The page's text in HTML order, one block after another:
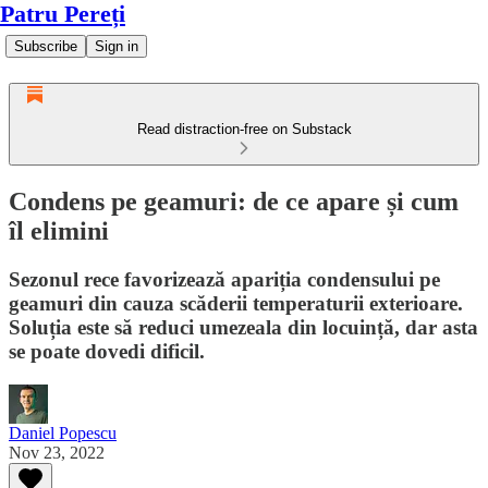
Patru Pereți
Subscribe Sign in
Read distraction-free on Substack
Condens pe geamuri: de ce apare și cum
îl elimini
Sezonul rece favorizează apariția condensului pe
geamuri din cauza scăderii temperaturii exterioare.
Soluția este să reduci umezeala din locuință, dar asta
se poate dovedi dificil.
Daniel Popescu
Nov 23, 2022